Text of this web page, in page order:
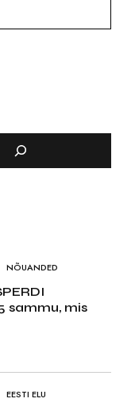
NÕUANDED
sammu, mis
EESTI ELU